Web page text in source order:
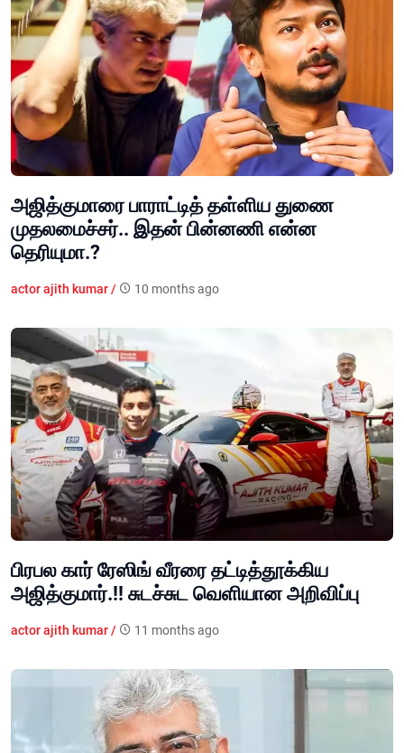
அஜித்குமாரை பாராட்டித் தள்ளிய துணை
முதலமைச்சர்.. இதன் பின்னணி என்ன
தெரியுமா.?
actor ajith kumar / 10 months ago
பிரபல கார் ரேஸிங் வீரரை தட்டித்தூக்கிய
அஜித்குமார்.!! சுடச்சுட வெளியான அறிவிப்பு
actor ajith kumar / 11 months ago